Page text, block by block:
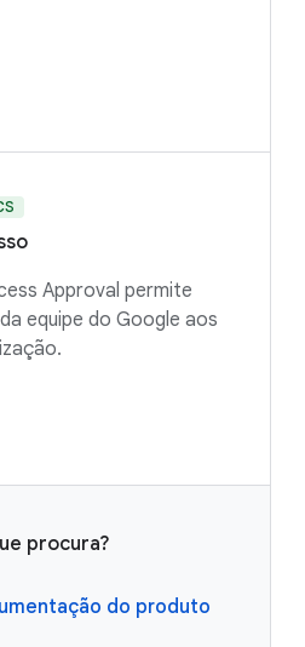
Approval permite
equipe do Google aos
procura?
do produto